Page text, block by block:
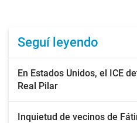
Seguí leyendo
En Estados Unidos, el ICE
Real Pilar
Inquietud de vecinos de